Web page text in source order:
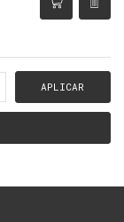
APLICAR